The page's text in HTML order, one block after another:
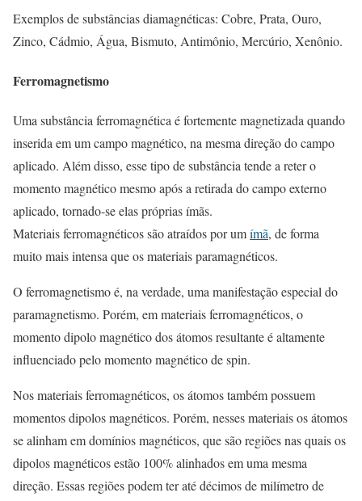
Exemplos de substâncias diamagnéticas: Cobre, Prata, Ouro,
Zinco, Cádmio, Água, Bismuto, Antimônio, Mercúrio, Xenônio.
Ferromagnetismo
Uma substância ferromagnética é fortemente magnetizada quando
inserida em um campo magnético, na mesma direção do campo
aplicado. Além disso, esse tipo de substância tende a reter o
momento magnético mesmo após a retirada do campo externo
aplicado, tornado-se elas próprias ímãs.
Materiais ferromagnéticos são atraídos por umímã, de forma
muito mais intensa que os materiais paramagnéticos.
O ferromagnetismo é, na verdade, uma manifestação especial do
paramagnetismo. Porém, em materiais ferromagnéticos, o
momento dipolo magnético dos átomos resultante é altamente
influenciado pelo momento magnético de spin.
Nos materiais ferromagnéticos, os átomos também possuem
momentos dipolos magnéticos. Porém, nesses materiais os átomos
se alinham em domínios magnéticos, que são regiões nas quais os
dipolos magnéticos estão 100% alinhados em uma mesma
direção. Essas regiões podem ter até décimos de milímetro de